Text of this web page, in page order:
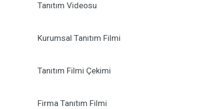
Tanıtım Videosu
Kurumsal Tanıtım Filmi
Tanıtım Filmi Çekimi
Firma Tanıtım Filmi